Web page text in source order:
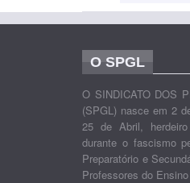
O SPGL
O SINDICATO DOS
(SPGL) nasce em 2
25 de Abril,
durante o fascismo
Preparatório e
Professores do